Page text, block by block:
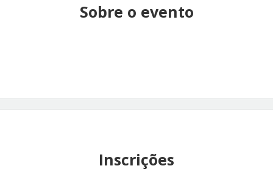
Sobre o evento
Inscrições